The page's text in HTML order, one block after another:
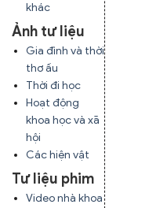
khác
Ảnh tư liệu
Gia đình và thời
thơ ấu
Thời đi học
Hoạt động
khoa học và xã
hội
Các hiện vật
Tư liệu phim
Video nhà khoa